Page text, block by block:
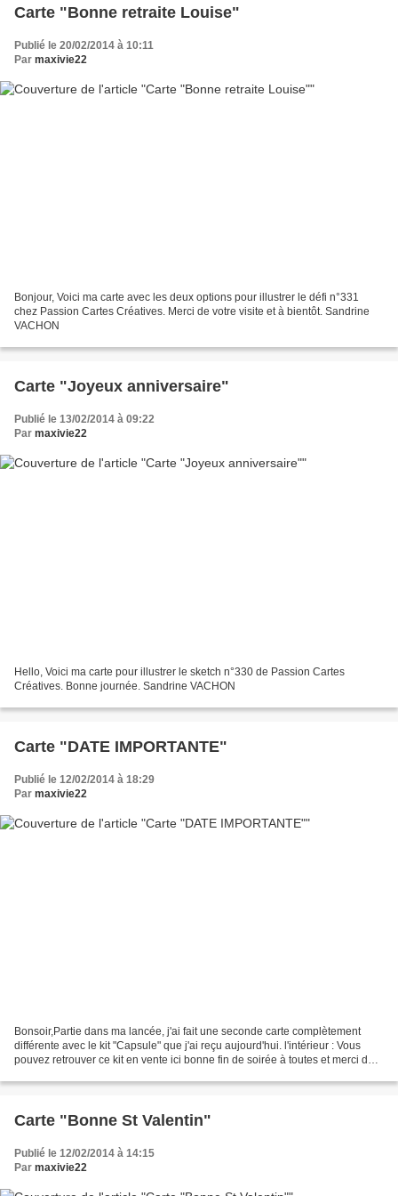
Carte "Bonne retraite Louise"
Publié le 20/02/2014 à 10:11
Par maxivie22
Bonjour, Voici ma carte avec les deux options pour illustrer le défi n°331
chez Passion Cartes Créatives. Merci de votre visite et à bientôt. Sandrine
VACHON
Carte "Joyeux anniversaire"
Publié le 13/02/2014 à 09:22
Par maxivie22
Hello, Voici ma carte pour illustrer le sketch n°330 de Passion Cartes
Créatives. Bonne journée. Sandrine VACHON
Carte "DATE IMPORTANTE"
Publié le 12/02/2014 à 18:29
Par maxivie22
Bonsoir,Partie dans ma lancée, j'ai fait une seconde carte complètement
différente avec le kit "Capsule" que j'ai reçu aujourd'hui. l'intérieur : Vous
pouvez retrouver ce kit en vente ici bonne fin de soirée à toutes et merci de
Carte "Bonne St Valentin"
Publié le 12/02/2014 à 14:15
Par maxivie22